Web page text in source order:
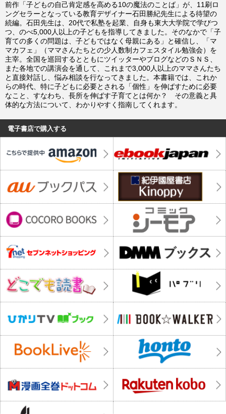
前作「子どもの自己肯定感を高める10の魔法のことば」が、11刷ロ
ングセラーとなっている教育デザイナー石田勝紀先生による待望の
続編。石田先生は、20代で私塾を起業、自身も東大大学院で学びつ
つ、のべ5,000人以上の子どもを指導してきました。そのなかで「子
育ての多くの問題は、子どもではなく母親にある」と確信し、「マ
マカフェ」（ママさんたちとの少人数制カフェスタイル勉強会）を
主宰。全国を巡回するとともにツイッターやブログなどのＳＮＳ、
また各地での講演会を通して、これまで3,000人以上のママさんたち
と直接対話し、悩み相談を行なってきました。本書籍では、これか
らの時代、特に子どもに必要とされる「個性」を伸ばすために必要
なこと、すなわち、長所を伸ばす子育てとは何か？ その意義と具
体的な方法について、わかりやすく指南してくれます。
電子書店で購入する